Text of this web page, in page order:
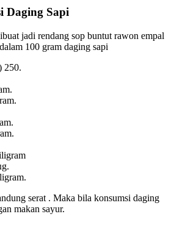
Daging Sapi
jadi rendang sop buntut rawon empal
100 gram daging sapi
250.
serat . Maka bila konsumsi daging
makan sayur.